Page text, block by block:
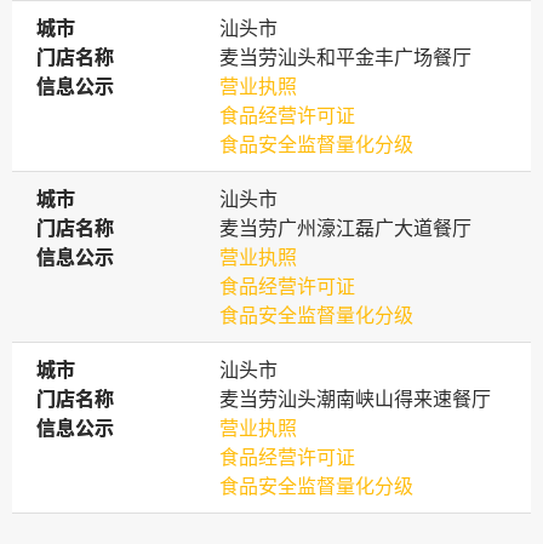
城市
城市
汕头市
门店名称
门店名称
麦当劳汕头和平金丰广场餐厅
信息公示
信息公示
营业执照
食品经营许可证
食品安全监督量化分级
城市
城市
汕头市
门店名称
门店名称
麦当劳广州濠江磊广大道餐厅
信息公示
信息公示
营业执照
食品经营许可证
食品安全监督量化分级
城市
城市
汕头市
门店名称
门店名称
麦当劳汕头潮南峡山得来速餐厅
信息公示
信息公示
营业执照
食品经营许可证
食品安全监督量化分级